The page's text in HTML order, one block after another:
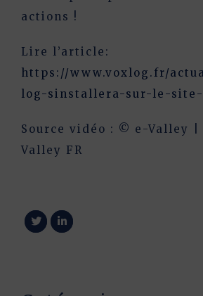
actions !
Lire l’article:
https://www.voxlog.fr/
log-sinstallera-sur-le-
Source vidéo : © e-Valley |
Valley FR